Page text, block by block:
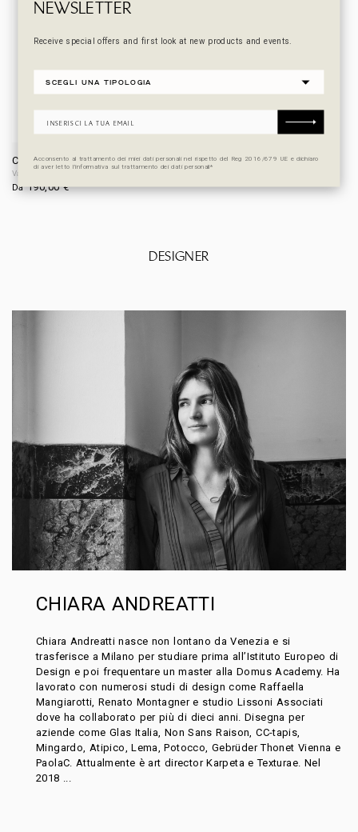
CHAMELEA II
Vaso
Da190,00€
DESIGNER
CHIARA ANDREATTI
Chiara Andreatti nasce non lontano da Venezia e si
trasferisce a Milano per studiare prima all’Istituto Europeo di
Design e poi frequentare un master alla Domus Academy. Ha
lavorato con numerosi studi di design come Raffaella
Mangiarotti, Renato Montagner e studio Lissoni Associati
dove ha collaborato per più di dieci anni. Disegna per
aziende come Glas Italia, Non Sans Raison, CC-tapis,
Mingardo, Atipico, Lema, Potocco, Gebrüder Thonet Vienna e
PaolaC. Attualmente è art director Karpeta e Texturae. Nel
2018 ...
NEWSLETTER
Receive special offers and first look at new products and events.
Acconsento al trattamento dei miei dati personali nel rispetto del Reg 2016/679 UE e dichiaro
di aver letto l’informativa sul trattamento dei dati personali*